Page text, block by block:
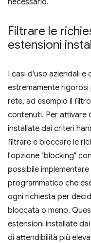
necessario.
Filtrare le
estensioni
I casi d'uso aziendali
estremamente
rete, ad esempio il
contenuti. Per attivare
installate dai criteri
filtrare e bloccare le
l'opzione "blocking"
possibile
programmatico che
ogni richiesta per
bloccata o meno.
estensioni installate
di attendibilità più